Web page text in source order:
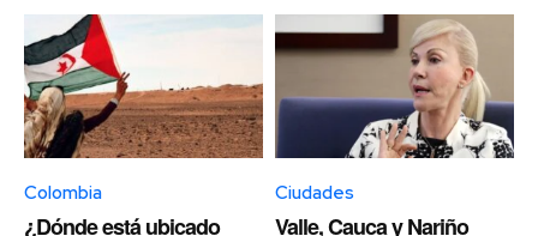
Colombia
¿Dónde está ubicado
Ciudades
Valle, Cauca y Nariño